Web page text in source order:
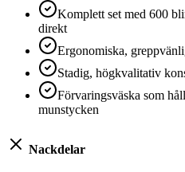
Komplett set med 600
direkt
Ergonomiska,
Stadig, högkvalitativ
Förvaringsväska som
munstycken
Nackdelar